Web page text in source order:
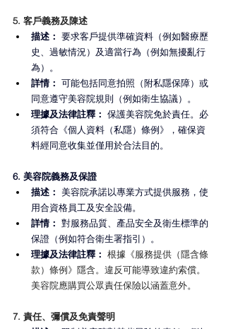
5. 客戶義務及陳述
描述： 要求客戶提供準確資料（例如醫療歷
史、過敏情況）及適當行為（例如無擾亂行
為）。
詳情： 可能包括同意拍照（附私隱保障）或
同意遵守美容院規則（例如衛生協議）。
理據及法律註釋： 保護美容院免於責任。必
須符合《個人資料（私隱）條例》，確保資
料經同意收集並僅用於合法目的。
6. 美容院義務及保證
描述： 美容院承諾以專業方式提供服務，使
用合資格員工及安全設備。
詳情： 對服務品質、產品安全及衛生標準的
保證（例如符合衛生署指引）。
理據及法律註釋： 根據《服務提供（隱含條
款）條例》隱含。違反可能導致違約索償。
美容院應購買公眾責任保險以涵蓋意外。
7. 責任、彌償及免責聲明